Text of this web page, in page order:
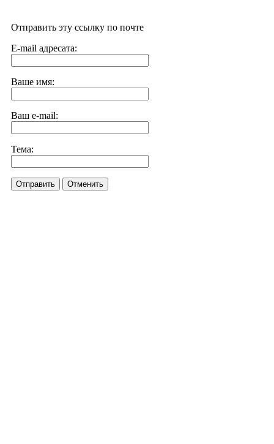
Отправить эту ссылку по почте
E-mail адресата:
Ваше имя:
Ваш e-mail:
Тема:
Отправить Отменить